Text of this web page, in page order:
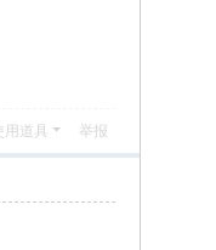
用道具 举报